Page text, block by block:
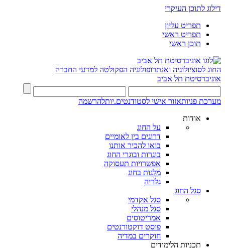
דילוג לתוכן העיקרי
תפריט עליון
תפריט ראשי
תוכן ראשי
החוג לסוציולוגיה ואנתרופולוגיה הפקולטה למדעי החברה
אוניברסיטת תל אביב
מערכת פניותאזור אישי לסטודנטים.יותלהרשמה
אודות
על החוג
דרוגים בין לאומיים
בואו להכיר אותנו
בוגרות ובוגרי החוג
אפשרויות תעסוקה
מלגות בחוג
גלריה
סגל החוג
סגל אקדמי
סגל מנהלי
אמריטוסים
פוסט דוקטורנטים
חוקרים במדיה
תכניות הלימודים